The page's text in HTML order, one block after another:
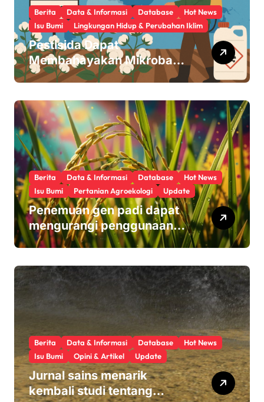
Berita Data & Informasi Database
Hot News
Isu Bumi
Lingkungan Hidup & Perubahan Iklim
Pestisida Dapat
Membahayakan Mikroba
Usus Kita
Berita Data & Informasi Database
Hot News
Isu Bumi
Pertanian Agroekologi Update
Penemuan gen padi dapat
mengurangi penggunaan
pupuk sekaligus melindungi
Berita Data & Informasi Database
Hot News
Isu Bumi
Opini & Artikel Update
Jurnal sains menarik
kembali studi tentang